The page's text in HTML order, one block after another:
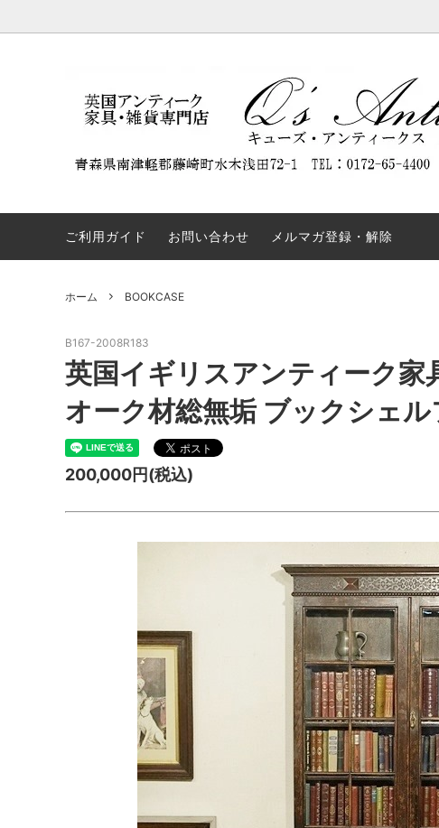
BOOKCASE
SIDEBOARD TABLE
OTHERS
割引商品
Q'S ANTIQUES（キューズ・アンティー
クス）について
ついて）
ください。
ご利用ガイド
お問い合わせ メルマガ登録・解除
ホーム BOOKCASE
B167-2008R183
英国イギリスアンティーク家
オーク材総無垢 ブックシェ
200,000円(税込)